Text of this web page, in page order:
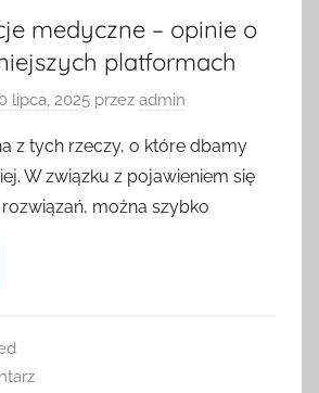
medyczne – opinie o
platformach
lipca, 2025 przez admin
z tych rzeczy, o które dbamy
W związku z pojawieniem się
można szybko